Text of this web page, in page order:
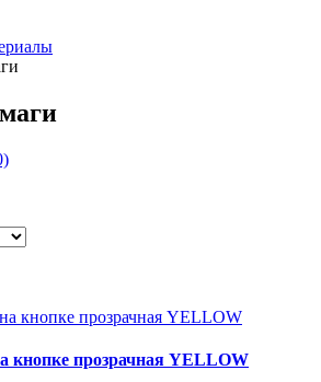
кнопке прозрачная YELLOW